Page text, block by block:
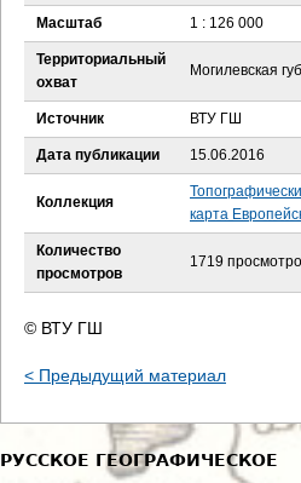
д
е
с
ь
Масштаб 1 : 126 000
Территориальный
охват
Могилевская
Источник ВТУ ГШ
Дата публикации 15.06.2016
Коллекция
карта
Количество
просмотров
1719
© ВТУ ГШ
< Предыдущий материал
РУССКОЕ ГЕОГРАФИЧЕСКОЕ